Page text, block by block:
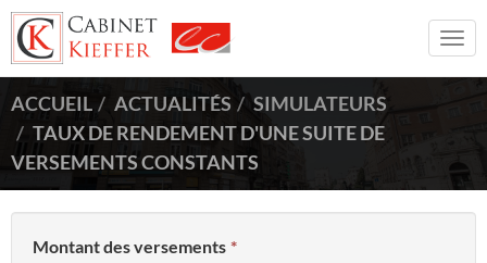
ACCUEIL ACTUALITÉS
SIMULATEURS
TAUX DE RENDEMENT D'UNE SUITE DE
VERSEMENTS CONSTANTS
Montant des versements